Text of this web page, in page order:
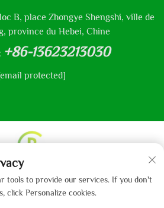
B, place Zhongye Shengshi, ville de
province du Hebei, Chine
+86-13623213030
protected]
2024 par Hebei Gaibo Textile Co.,
de confidentialité
tools to provide our services. If you don't
click Personalize cookies.